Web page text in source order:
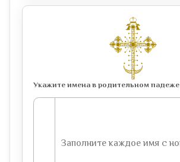
Укажите имена в родительном падеже